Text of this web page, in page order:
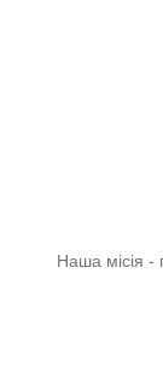
Наша місія -